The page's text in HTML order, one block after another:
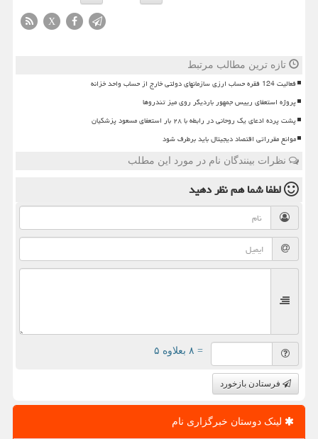
X
تازه ترین مطالب مرتبط
فعالیت 124 فقره حساب ارزی سازمانهای دولتی خارج از حساب واحد خزانه
پروژه استعفای رییس جمهور باردیگر روی میز تندروها
پشت پرده ادعای یک روحانی در رابطه با ۲۸ بار استعفای مسعود پزشکیان
موانع مقرراتی اقتصاد دیجیتال باید برطرف شود
نظرات بینندگان نام در مورد این مطلب
لطفا شما همنظر دهید
= ۸ بعلاوه ۵
فرستادن بازخورد
لینک دوستان خبرگزاری نام